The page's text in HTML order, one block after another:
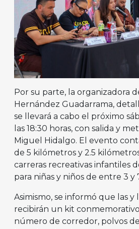
Por su parte, la organizadora
Hernández Guadarrama,
se llevará a cabo el próximo
las 18:30 horas, con salida y
Miguel Hidalgo. El evento
de 5 kilómetros y 2.5
carreras recreativas infantiles
para niñas y niños de entre 3 y
Asimismo, se informó que las y
recibirán un kit
número de corredor, polvos